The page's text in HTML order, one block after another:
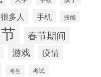
很多人 手机 技能
春节期间
游戏 疫情
考生 考试